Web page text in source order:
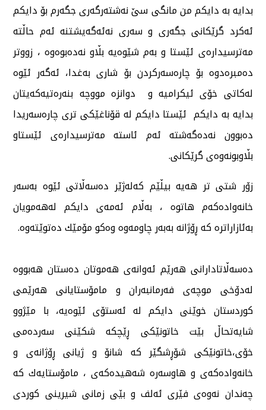
بدایە بە دایكم من مانگی سێ نەشتەرگەری جگەرم بۆ دایكم
ئەكرد گرێكانی جگەری و سەری نەئەگەیشتنە ئەم حاڵتە
مەترسیدارەی ئێستا و بەم شێوەیە بڵاو نەدەبوەوە ، زووتر
دەمبرەدوە بۆ چارەسەركردن بۆ شاری بەغدا، ئەگەر ئێوە
لەكاتی خۆی ئیكرامیە و دوانزە مووچە بنەرەتیەكەیتان
بدایە بە دایكم ئێستا دایكم لە قۆناغێكی تری چارەسەریدا
دەبوون نەدەگەشتە ئەم ئاستە مەترسیدارەی ئێستاو
بڵاوبونەوەی گرێكانی.
زۆر شتی تر هەیە بیڵێم كەلەژێر دەسەڵاتی ئێوە بەسەر
خانەوادەكەم هاتوە ، بەڵام ئەمەی دایكم لەهەمویان
بەئازاراترە كە ڕۆژانە بەبەر چاومەوە وەكو مۆمێك دەتوێتەوە.
دەسەڵاتادارانی هەرێم ئەوانەی هەموتان دەستان هەبووە
لەدۆخی موچەی فەرمانبەران و مامۆستایانی هەرێمی
كوردستان خوێنی دایكم لە ئەستۆی ئێوەیە، با مێژوو
شایەتحاڵ بێت خاتونێكی ڕێچكە شكێنی سەردەمی
خۆی،خاتونێكی شۆڕشگێر كە شانۆ و ژیانی ڕۆژانەی و
خانەوادەكەی و هاوسەرە شەهیدەكەی ، مامۆستایەك كە
چەندان نەوەی فێری ئەلف و بێی زمانی شیرینی كوردی